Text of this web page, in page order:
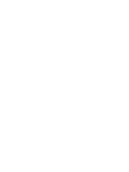
bolesti. Informacije koje
bilo kakve zdravstvene